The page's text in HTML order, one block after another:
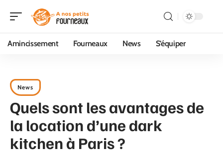
Amincissement Fourneaux News S’équiper
News
Quels sont les avantages de
la location d’une dark
kitchen à Paris ?